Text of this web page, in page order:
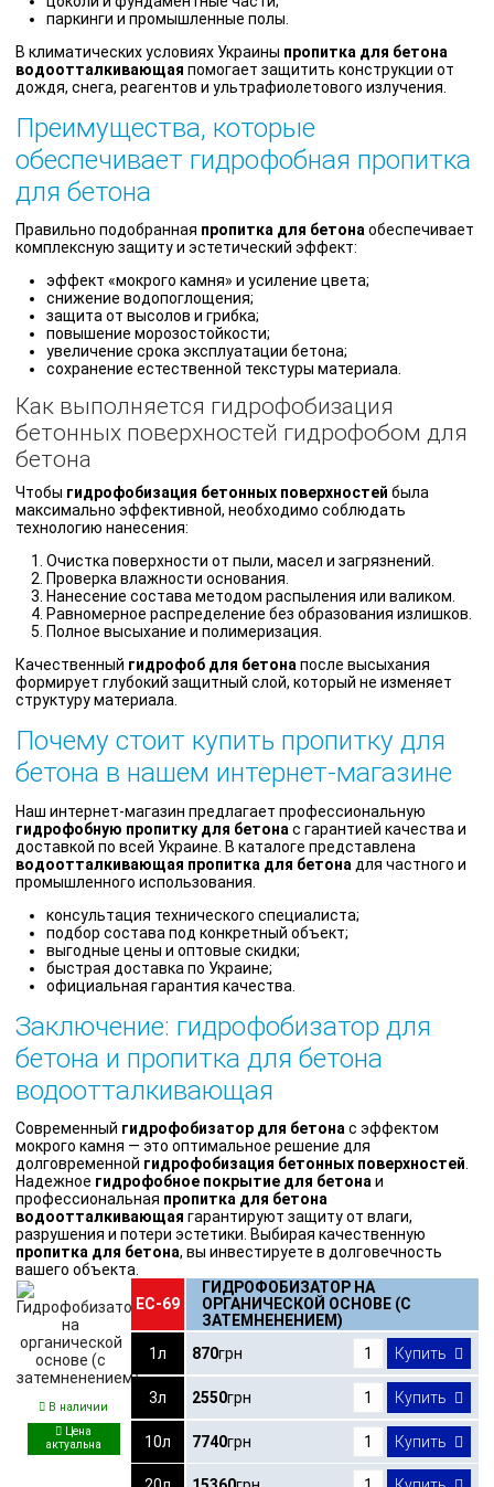
паркинги и промышленные полы.
В климатических условиях Украины пропитка для бетона
водоотталкивающая помогает защитить конструкции от
дождя, снега, реагентов и ультрафиолетового излучения.
Преимущества, которые
обеспечивает гидрофобная пропитка
для бетона
Правильно подобранная пропитка для бетона обеспечивает
комплексную защиту и эстетический эффект:
эффект «мокрого камня» и усиление цвета;
снижение водопоглощения;
защита от высолов и грибка;
повышение морозостойкости;
увеличение срока эксплуатации бетона;
сохранение естественной текстуры материала.
Как выполняется гидрофобизация
бетонных поверхностей гидрофобом для
бетона
Чтобы гидрофобизация бетонных поверхностей была
максимально эффективной, необходимо соблюдать
технологию нанесения:
Очистка поверхности от пыли, масел и загрязнений.
Проверка влажности основания.
Нанесение состава методом распыления или валиком.
Равномерное распределение без образования излишков.
Полное высыхание и полимеризация.
Качественный гидрофоб для бетонапосле высыхания
формирует глубокий защитный слой, который не изменяет
структуру материала.
Почему стоит купить пропитку для
бетона в нашем интернет-магазине
Наш интернет-магазин предлагает профессиональную
гидрофобную пропитку для бетона с гарантией качества и
доставкой по всей Украине. В каталоге представлена
водоотталкивающая пропитка для бетона для частного и
промышленного использования.
консультация технического специалиста;
подбор состава под конкретный объект;
выгодные цены и оптовые скидки;
быстрая доставка по Украине;
официальная гарантия качества.
Заключение: гидрофобизатор для
бетона и пропитка для бетона
водоотталкивающая
Современный гидрофобизатор для бетона с эффектом
мокрого камня — это оптимальное решение для
долговременной гидрофобизация бетонных поверхностей
Надежное гидрофобное покрытие для бетона и
профессиональная пропитка для бетона
водоотталкивающая гарантируют защиту от влаги,
разрушения и потери эстетики. Выбирая качественную
пропитка для бетона, вы инвестируете в долговечность
вашего объекта.
В наличии
ЕС-69
ГИДРОФОБИЗАТОР НА
ОРГАНИЧЕСКОЙ ОСНОВЕ (С
ЗАТЕМНЕНЕНИЕМ)
1л
870грн Купить
3л 2550грн Купить
10л 7740грн Купить